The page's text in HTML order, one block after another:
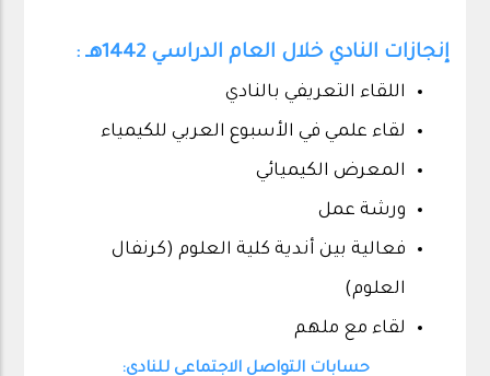
إنجازات النادي خلال العام الدراسي 1442هـ :
اللقاء التعريفي بالنادي
لقاء علمي في الأسبوع العربي للكيمياء
المعرض الكيميائي
ورشة عمل
فعالية بين أندية كلية العلوم (كرنفال
العلوم)
لقاء مع ملهم
حسابات التواصل الاجتماعي للنادي: